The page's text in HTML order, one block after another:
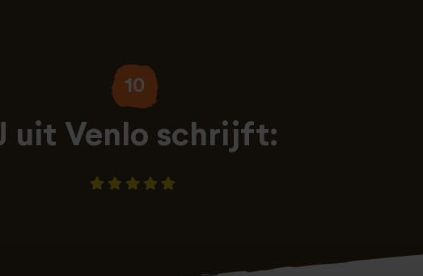
10
uit Venlo schrijft: